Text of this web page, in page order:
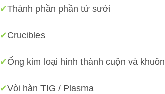
✔Thành phần phần tử sưởi
✔Crucibles
✔Ống kim loại hình thành cuộn và khuôn
✔Vòi hàn TIG / Plasma